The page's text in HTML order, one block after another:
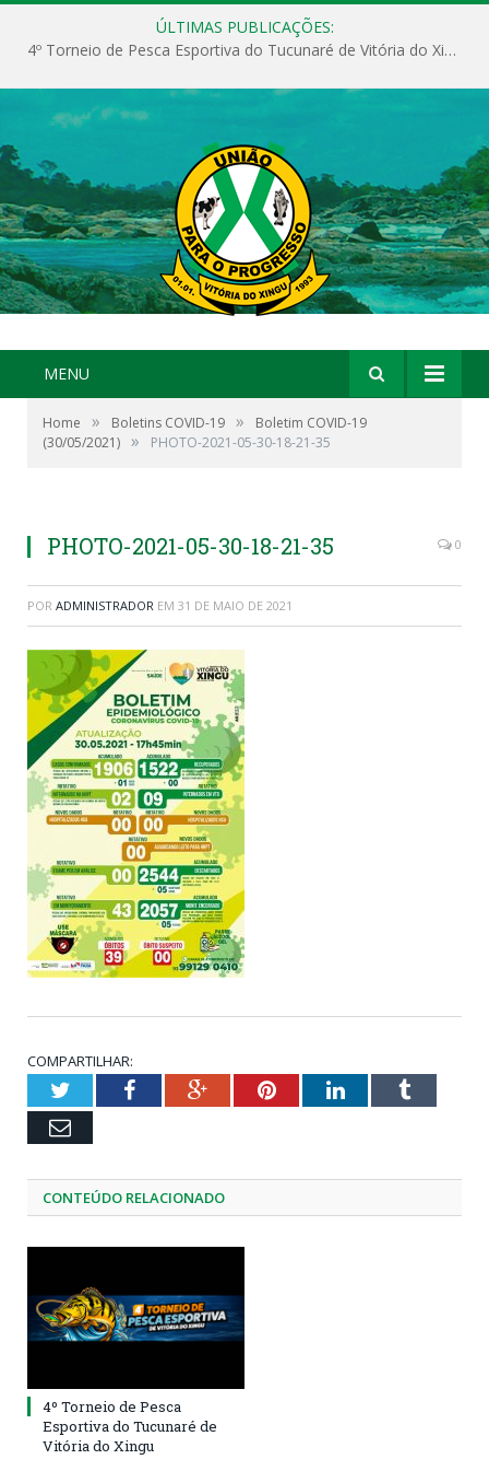
ÚLTIMAS PUBLICAÇÕES:
4º Torneio de Pesca Esportiva do Tucunaré de Vitória do Xingu
MENU
Home » Boletins COVID-19 »
Boletim COVID-19
(30/05/2021) » PHOTO-2021-05-30-18-21-35
PHOTO-2021-05-30-18-21-35 0
POR ADMINISTRADOR EM 31 DE MAIO DE 2021
COMPARTILHAR:
TwitterFacebookGoogle+PinterestLinkedInTumblr
Email
CONTEÚDO RELACIONADO
4º Torneio de Pesca
Esportiva do Tucunaré de
Vitória do Xingu